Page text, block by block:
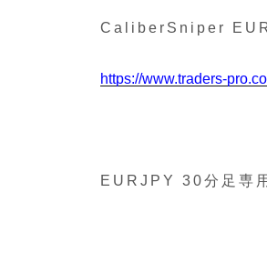
CaliberSniper
https://www.traders-
EURJPY 30分足専用